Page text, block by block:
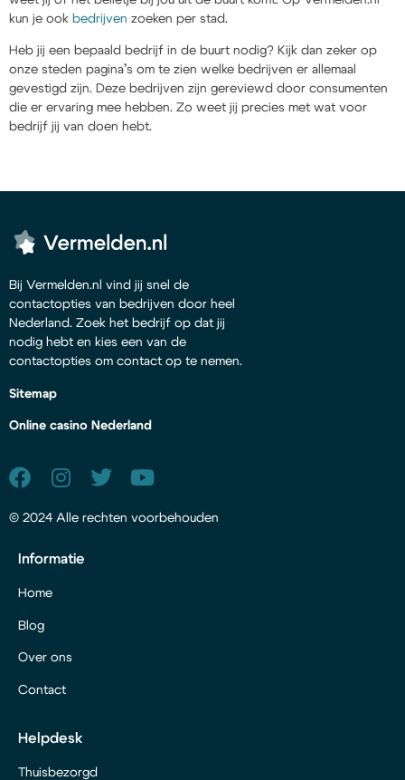
kun je ook bedrijven zoeken per stad.
Heb jij een bepaald bedrijf in de buurt nodig? Kijk dan zeker op
onze steden pagina’s om te zien welke bedrijven er allemaal
gevestigd zijn. Deze bedrijven zijn gereviewd door consumenten
die er ervaring mee hebben. Zo weet jij precies met wat voor
bedrijf jij van doen hebt.
Bij Vermelden.nl vind jij snel de
contactopties van bedrijven door heel
Nederland. Zoek het bedrijf op dat jij
nodig hebt en kies een van de
contactopties om contact op te nemen.
Sitemap
Online casino Nederland
© 2024 Alle rechten voorbehouden
Informatie
Home
Blog
Over ons
Contact
Helpdesk
Thuisbezorgd